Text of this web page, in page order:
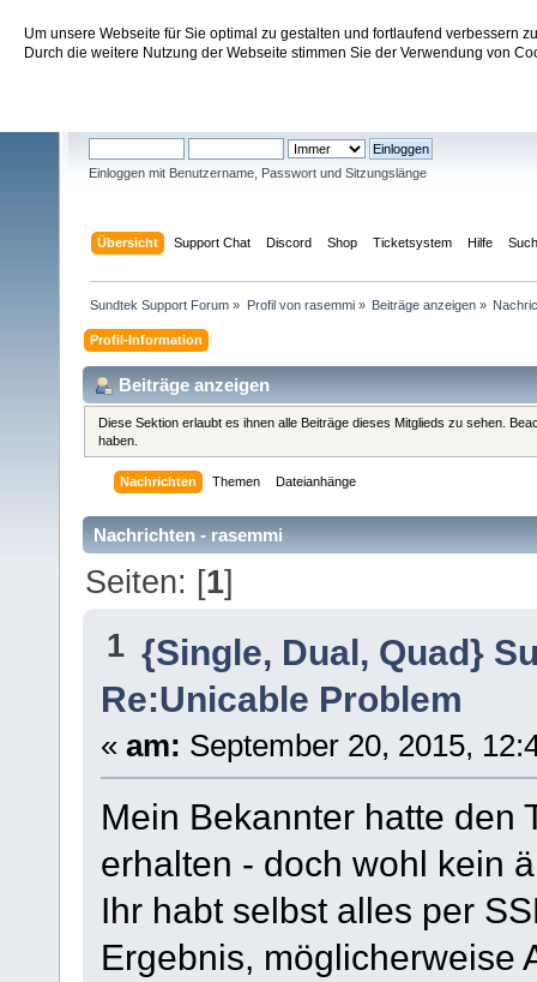
Um unsere Webseite für Sie optimal zu gestalten und fortlaufend verbessern
Durch die weitere Nutzung der Webseite stimmen Sie der Verwendung von
Sundtek Support Forum
Einloggen mit Benutzername, Passwort und Sitzungslänge
Übersicht Support Chat Discord Shop Ticketsystem Hilfe
Sundtek Support Forum » Profil von rasemmi» Beiträge anzeigen»
Profil-Information
Beiträge anzeigen
Diese Sektion erlaubt es ihnen alle Beiträge dieses Mitglieds zu sehen.
haben.
Nachrichten Themen Dateianhänge
Nachrichten - rasemmi
Seiten: [1]
1 {Single, Dual, Quad}
Re:Unicable Problem
« am: September 20, 2015,
Mein Bekannter hatte den
erhalten - doch wohl kein
Ihr habt selbst alles per
Ergebnis, möglicherweise